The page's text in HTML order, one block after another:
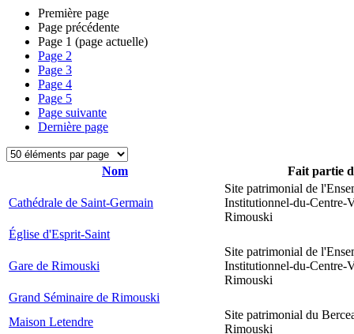
Première page
Page précédente
Page 1 (page actuelle)
Page 2
Page 3
Page 4
Page 5
Page suivante
Dernière page
Nom Fait partie
Cathédrale de Saint-Germain
Site patrimonial de
Institutionnel-du-Centre-
Rimouski
Église d'Esprit-Saint
Gare de Rimouski
Site patrimonial de
Institutionnel-du-Centre-
Rimouski
Grand Séminaire de Rimouski
Maison Letendre
Site patrimonial du
Rimouski